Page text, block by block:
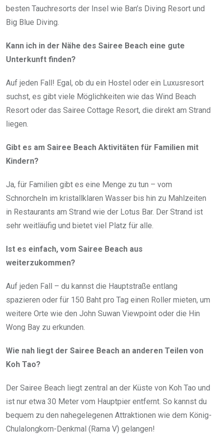
besten Tauchresorts der Insel wie Ban’s Diving Resort und
Big Blue Diving.
Kann ich in der Nähe des Sairee Beach eine gute
Unterkunft finden?
Auf jeden Fall! Egal, ob du ein Hostel oder ein Luxusresort
suchst, es gibt viele Möglichkeiten wie das Wind Beach
Resort oder das Sairee Cottage Resort, die direkt am Strand
liegen.
Gibt es am Sairee Beach Aktivitäten für Familien mit
Kindern?
Ja, für Familien gibt es eine Menge zu tun – vom
Schnorcheln im kristallklaren Wasser bis hin zu Mahlzeiten
in Restaurants am Strand wie der Lotus Bar. Der Strand ist
sehr weitläufig und bietet viel Platz für alle.
Ist es einfach, vom Sairee Beach aus
weiterzukommen?
Auf jeden Fall – du kannst die Hauptstraße entlang
spazieren oder für 150 Baht pro Tag einen Roller mieten, um
weitere Orte wie den John Suwan Viewpoint oder die Hin
Wong Bay zu erkunden.
Wie nah liegt der Sairee Beach an anderen Teilen von
Koh Tao?
Der Sairee Beach liegt zentral an der Küste von Koh Tao und
ist nur etwa 30 Meter vom Hauptpier entfernt. So kannst du
bequem zu den nahegelegenen Attraktionen wie dem König-
Chulalongkorn-Denkmal (Rama V) gelangen!